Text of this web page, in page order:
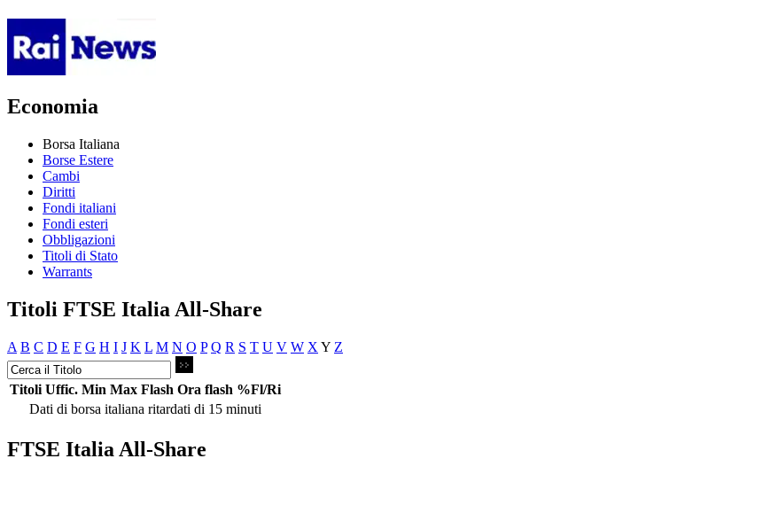
Economia
Borsa Italiana
Borse Estere
Cambi
Diritti
Fondi italiani
Fondi esteri
Obbligazioni
Titoli di Stato
Warrants
Titoli FTSE Italia All-Share
A B C D E F G H I J K L M N O P Q R S T U V W X Y Z
Titoli Uffic. Min Max Flash Ora flash %Fl/Ri
Dati di borsa italiana ritardati di 15 minuti
FTSE Italia All-Share